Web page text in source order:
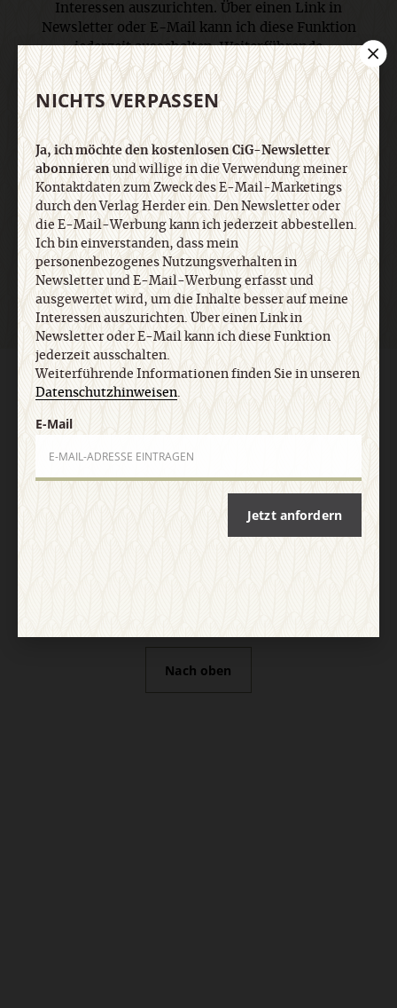
Interessen auszurichten. Über einen Link in
Newsletter oder E-Mail kann ich diese Funktion
jederzeit ausschalten. Weiterführende
Informationen finden Sie in unseren
Datenschutzhinweisen.
E-Mail
Jetzt anmelden
AGB und Widerrufsbelehrung Datenschutz
Barrierefreiheit
Impressum
Vertrag widerrufen
Nach oben
NICHTS VERPASSEN
Ja, ich möchte den kostenlosen CiG-Newsletter
abonnierenund willige in die Verwendung meiner
Kontaktdaten zum Zweck des E-Mail-Marketings
durch den Verlag Herder ein. Den Newsletter oder
die E-Mail-Werbung kann ich jederzeit abbestellen.
Ich bin einverstanden, dass mein
personenbezogenes Nutzungsverhalten in
Newsletter und E-Mail-Werbung erfasst und
ausgewertet wird, um die Inhalte besser auf meine
Interessen auszurichten. Über einen Link in
Newsletter oder E-Mail kann ich diese Funktion
jederzeit ausschalten.
Weiterführende Informationen finden Sie in unseren
Datenschutzhinweisen.
E-Mail
Jetzt anfordern